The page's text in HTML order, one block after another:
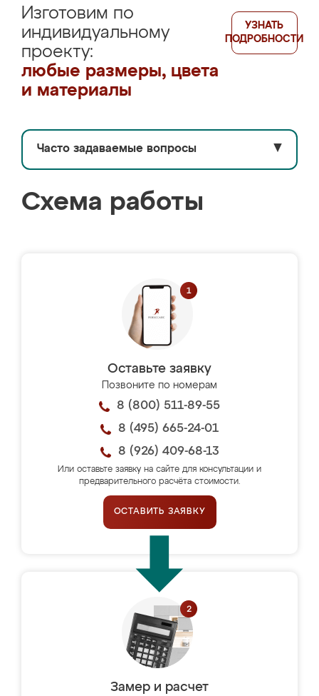
Изготовим по
индивидуальному
проекту:
любые размеры, цвета
и материалы
УЗНАТЬ
ПОДРОБНОСТИ
Часто задаваемые вопросы ▼
Схема работы
Оставьте заявку
Позвоните по номерам
8 (800) 511-89-55
8 (495) 665-24-01
8 (926) 409-68-13
Или оставьте заявку на сайте для консультации и
предварительного расчёта стоимости.
ОСТАВИТЬ ЗАЯВКУ
Замер и расчет